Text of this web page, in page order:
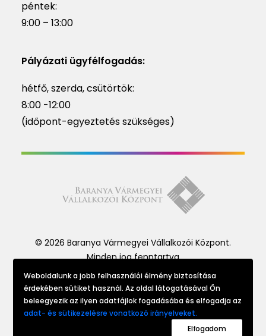
péntek:
9:00 – 13:00
Pályázati ügyfélfogadás:
hétfő, szerda, csütörtök:
8:00 -12:00
(időpont-egyeztetés szükséges)
© 2026 Baranya Vármegyei Vállalkozói Központ.
Minden jog fenntartva
Website made by
Weboldalunk a jobb felhasználói élmény biztosítása
érdekében sütiket használ. Az oldal látogatásával Ön
beleegyezik az ilyen adatfájlok fogadásába és elfogadja az
adat- és sütikezelésre vonatkozó irányelveket.
Elfogadom